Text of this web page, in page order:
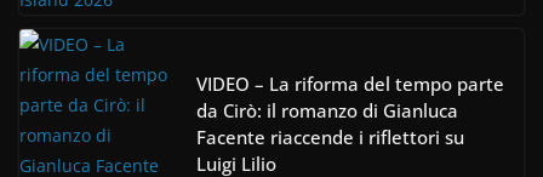
VIDEO – La riforma del tempo parte
da Cirò: il romanzo di Gianluca
Facente riaccende i riflettori su
Luigi Lilio